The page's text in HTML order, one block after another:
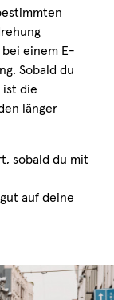
einem E-
Sobald du
ist die
länger
sobald du mit
auf deine